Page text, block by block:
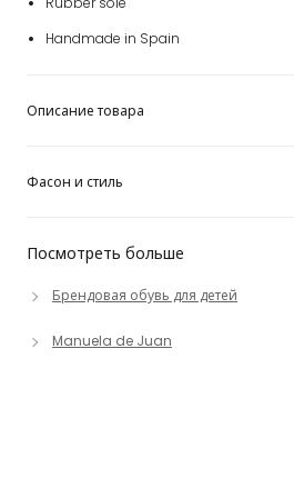
Посмотреть больше
Брендовая обувь для детей
Manuela de Juan
Handmade in Spain
Описание товара
Фасон и стиль